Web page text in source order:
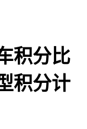
积分比
积分计